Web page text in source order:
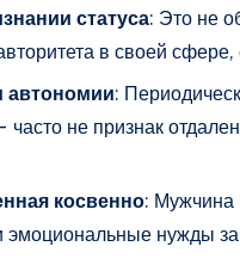
статуса: Это не
в своей
автономии:
часто не признак
косвенно: Мужчина
эмоциональные нужды